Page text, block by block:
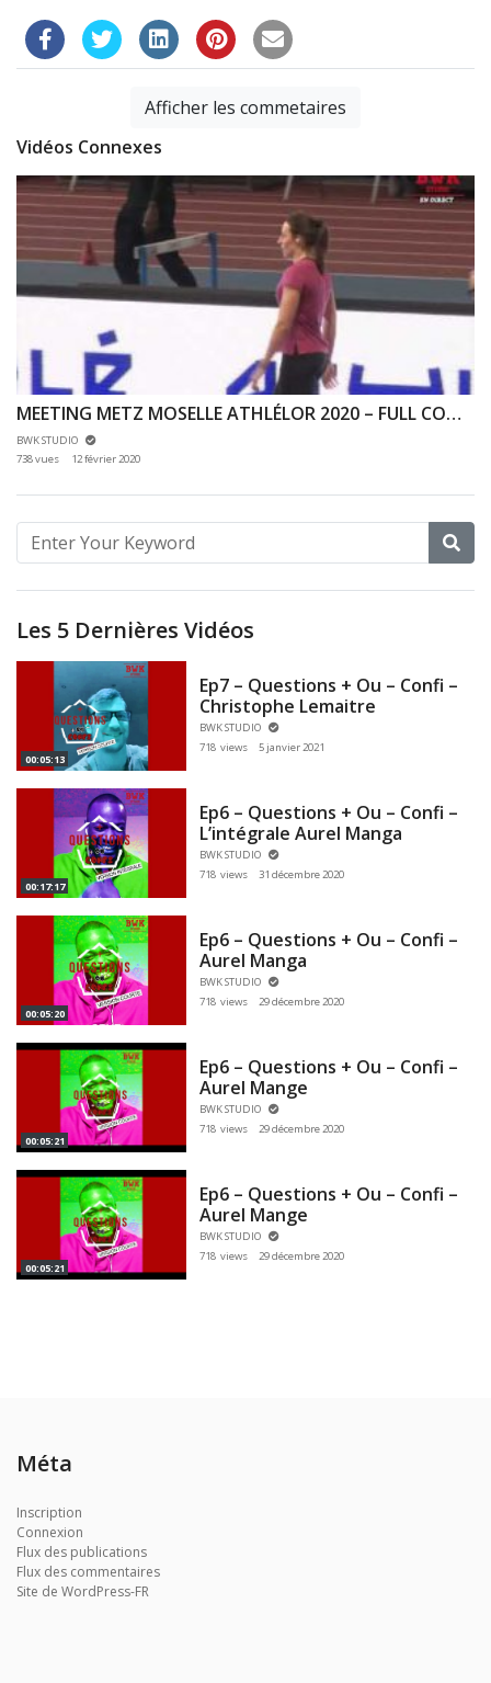
Afficher les commetaires
Vidéos Connexes
MEETING METZ MOSELLE ATHLÉLOR 2020 – FULL COMPETITION – 09/02/2020
BWK STUDIO
738 vues
12 février 2020
Les 5 Dernières Vidéos
00:05:13
Ep7 – Questions + Ou – Confi –
Christophe Lemaitre
BWK STUDIO
718 views
5 janvier 2021
00:17:17
Ep6 – Questions + Ou – Confi –
L’intégrale Aurel Manga
BWK STUDIO
718 views
31 décembre 2020
00:05:20
Ep6 – Questions + Ou – Confi –
Aurel Manga
BWK STUDIO
718 views
29 décembre 2020
00:05:21
Ep6 – Questions + Ou – Confi –
Aurel Mange
BWK STUDIO
718 views
29 décembre 2020
00:05:21
Ep6 – Questions + Ou – Confi –
Aurel Mange
BWK STUDIO
718 views
29 décembre 2020
Méta
Inscription
Connexion
Flux des publications
Flux des commentaires
Site de WordPress-FR